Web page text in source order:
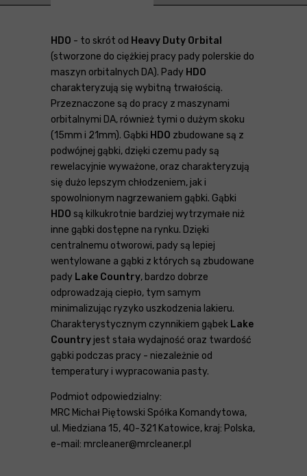
HDO - to skrót od Heavy Duty Orbital
(stworzone do ciężkiej pracy pady polerskie do
maszyn orbitalnych DA). Pady HDO
charakteryzują się wybitną trwałością.
Przeznaczone są do pracy z maszynami
orbitalnymi DA, również tymi o dużym skoku
(15mm i 21mm). Gąbki HDO zbudowane są z
podwójnej gąbki, dzięki czemu pady są
rewelacyjnie wyważone, oraz charakteryzują
się dużo lepszym chłodzeniem, jak i
spowolnionym nagrzewaniem gąbki. Gąbki
HDO są kilkukrotnie bardziej wytrzymałe niż
inne gąbki dostępne na rynku. Dzięki
centralnemu otworowi, pady są lepiej
wentylowane a gąbki z których są zbudowane
pady Lake Country, bardzo dobrze
odprowadzają ciepło, tym samym
minimalizując ryzyko uszkodzenia lakieru.
Charakterystycznym czynnikiem gąbek Lake
Country jest stała wydajność oraz twardość
gąbki podczas pracy - niezależnie od
temperatury i wypracowania pasty.
Podmiot odpowiedzialny:
MRC Michał Piętowski Spółka Komandytowa,
ul. Miedziana 15, 40-321 Katowice, kraj: Polska,
e-mail: mrcleaner@mrcleaner.pl